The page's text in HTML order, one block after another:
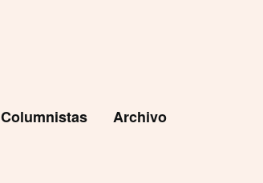
Columnistas Archivo